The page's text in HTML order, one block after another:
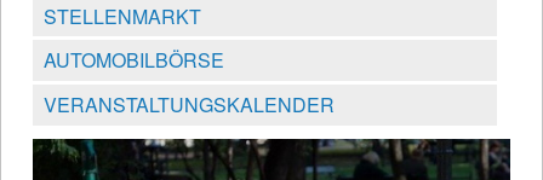
STELLENMARKT
AUTOMOBILBÖRSE
VERANSTALTUNGSKALENDER